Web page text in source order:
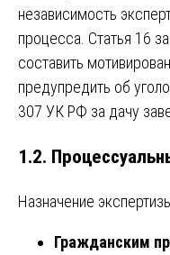
независимость
процесса. Статья 16
составить
предупредить об
307 УК РФ за дачу
1.2.
Назначение
Гражданским